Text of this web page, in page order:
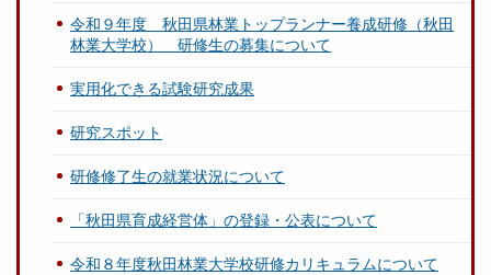
令和９年度 秋田県林業トップランナー養成研修（秋田
林業大学校） 研修生の募集について
実用化できる試験研究成果
研究スポット
研修修了生の就業状況について
「秋田県育成経営体」の登録・公表について
令和８年度秋田林業大学校研修カリキュラムについて